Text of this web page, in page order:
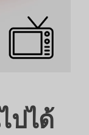
ปได้